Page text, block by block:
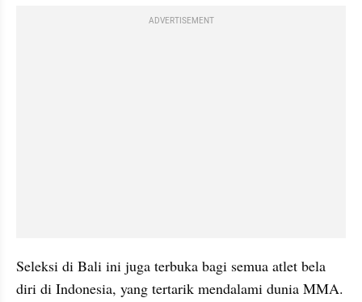
ADVERTISEMENT
Seleksi di Bali ini juga terbuka bagi semua atlet bela
diri di Indonesia, yang tertarik mendalami dunia MMA.